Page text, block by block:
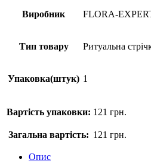
Виробник FLORA-
Тип товару Ритуальна
Упаковка(штук) 1
Вартість упаковки: 121 грн.
Загальна вартість: 121 грн.
Опис